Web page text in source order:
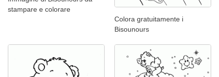
stampare e colorare
Colora gratuitamente i
Bisounours